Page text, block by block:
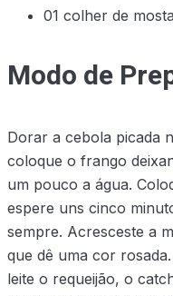
01 colher de
Modo de
Dorar a cebola picada
coloque o frango
um pouco a água.
espere uns cinco
sempre. Acresceste a
que dê uma cor
leite o requeijão, o